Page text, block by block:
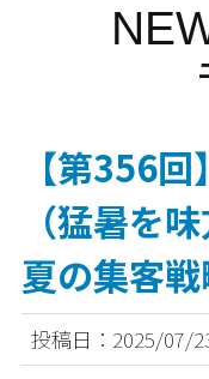
【第356
（猛暑を
夏の集客戦
投稿日：2025/07/